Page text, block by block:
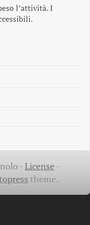
l’attività. I
-License -
theme.